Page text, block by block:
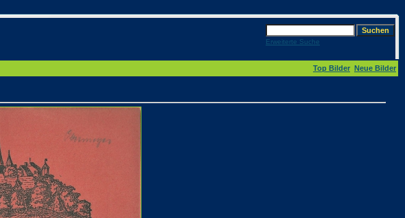
Erweiterte Suche
Top Bilder Neue Bilder